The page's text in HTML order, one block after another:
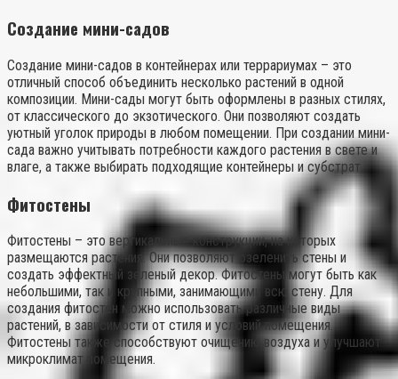
Создание мини-садов
Создание мини-садов в контейнерах или террариумах – это
отличный способ объединить несколько растений в одной
композиции. Мини-сады могут быть оформлены в разных стилях,
от классического до экзотического. Они позволяют создать
уютный уголок природы в любом помещении. При создании мини-
сада важно учитывать потребности каждого растения в свете и
влаге, а также выбирать подходящие контейнеры и субстрат.
Фитостены
Фитостены – это вертикальные конструкции, на которых
размещаются растения. Они позволяют озеленить стены и
создать эффектный зеленый декор. Фитостены могут быть как
небольшими, так и крупными, занимающими всю стену. Для
создания фитостен можно использовать различные виды
растений, в зависимости от стиля и условий помещения.
Фитостены также способствуют очищению воздуха и улучшают
микроклимат помещения.